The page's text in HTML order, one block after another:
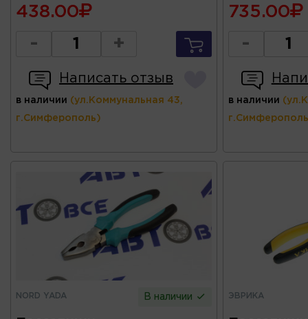
438.00
- +
Написать отзыв
в наличии (ул.Коммунальная 43,
г.Симферополь)
735.00
-
в наличии
NORD YADA В наличии ЭВРИКА